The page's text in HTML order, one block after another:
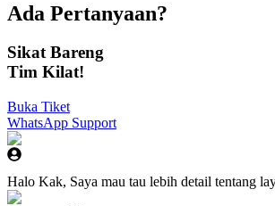
Ada Pertanyaan?
Sikat Bareng
Tim Kilat!
Buka Tiket
WhatsApp Support
Halo Kak, Saya mau tau lebih detail tentang